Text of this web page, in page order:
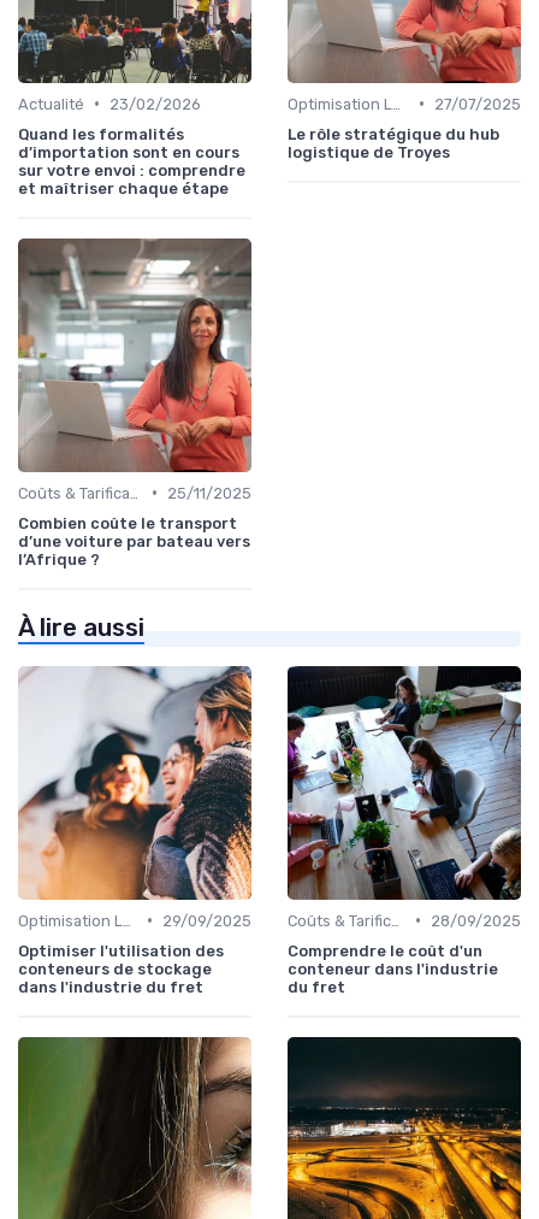
Actualité •
23/02/2026
Quand les formalités
d’importation sont en cours
sur votre envoi : comprendre
et maîtriser chaque étape
•
27/07/2025
Le rôle stratégique du hub
logistique de Troyes
•
25/11/2025
Combien coûte le transport
d’une voiture par bateau vers
l’Afrique ?
À lire aussi
•
29/09/2025
Optimiser l'utilisation des
conteneurs de stockage
dans l'industrie du fret
•
28/09/2025
Comprendre le coût d'un
conteneur dans l'industrie
du fret